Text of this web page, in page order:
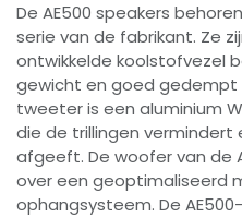
De AE500 speakers
serie van de fabrikant. Ze
ontwikkelde koolstofvezel
gewicht en goed gedempt
tweeter is een aluminium
die de trillingen vermindert
afgeeft. De woofer van de
over een geoptimaliseerd
ophangsysteem. De